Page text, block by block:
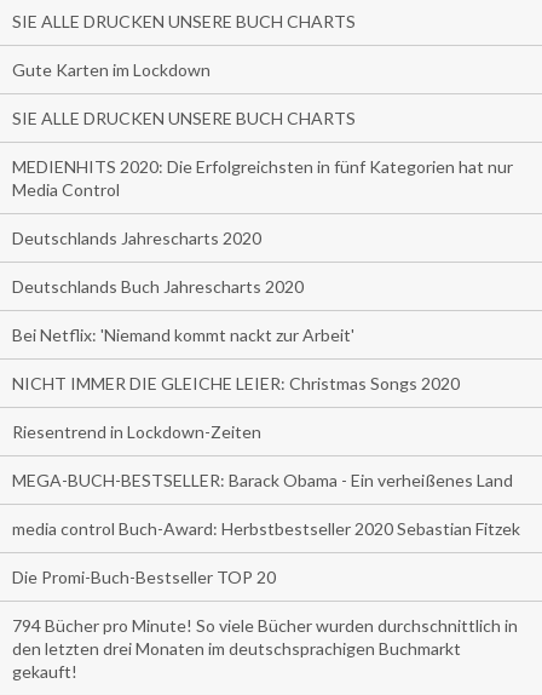
SIE ALLE DRUCKEN UNSERE BUCH CHARTS
Gute Karten im Lockdown
SIE ALLE DRUCKEN UNSERE BUCH CHARTS
MEDIENHITS 2020: Die Erfolgreichsten in fünf Kategorien hat nur
Media Control
Deutschlands Jahrescharts 2020
Deutschlands Buch Jahrescharts 2020
Bei Netflix: 'Niemand kommt nackt zur Arbeit'
NICHT IMMER DIE GLEICHE LEIER: Christmas Songs 2020
Riesentrend in Lockdown-Zeiten
MEGA-BUCH-BESTSELLER: Barack Obama - Ein verheißenes Land
media control Buch-Award: Herbstbestseller 2020 Sebastian Fitzek
Die Promi-Buch-Bestseller TOP 20
794 Bücher pro Minute! So viele Bücher wurden durchschnittlich in
den letzten drei Monaten im deutschsprachigen Buchmarkt
gekauft!